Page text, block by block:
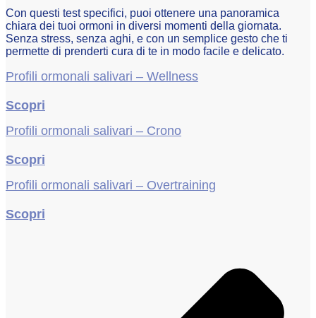
Con questi test specifici, puoi ottenere una panoramica
chiara dei tuoi ormoni in diversi momenti della giornata.
Senza stress, senza aghi, e con un semplice gesto che ti
permette di prenderti cura di te in modo facile e delicato.
Profili ormonali salivari – Wellness
Scopri
Profili ormonali salivari – Crono
Scopri
Profili ormonali salivari – Overtraining
Scopri